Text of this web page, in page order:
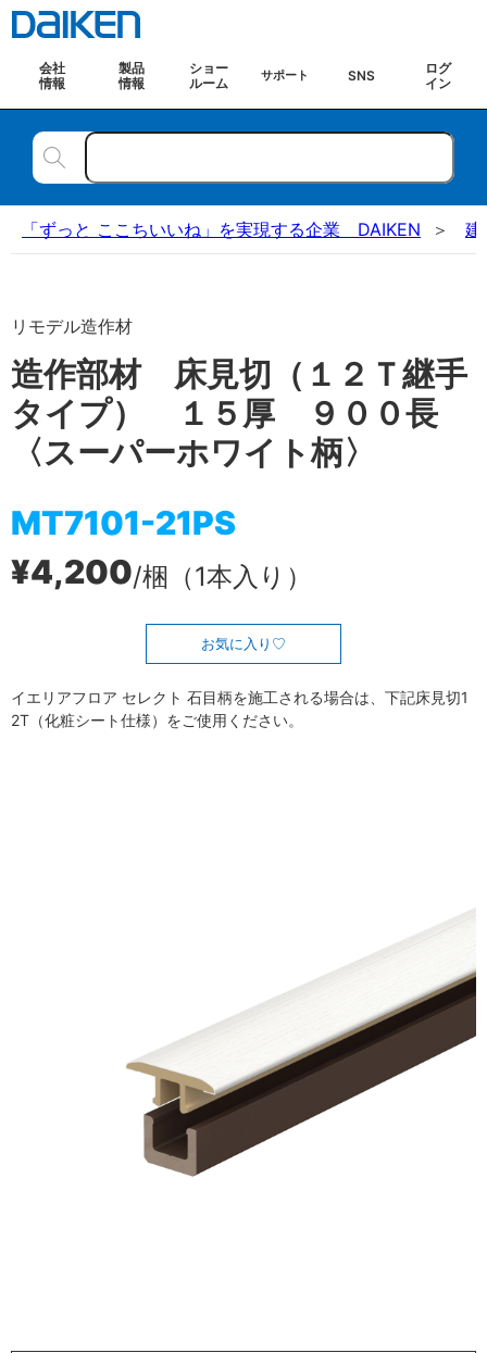
会社
情報
製品
情報
ショー
ルーム
サポート SNS
ログ
イン
「ずっと ここちいいね」を実現する企業 DAIKEN 建
リモデル造作材
造作部材 床見切（１２Ｔ継手
タイプ） １５厚 ９００長
〈スーパーホワイト柄〉
MT7101-21PS
¥4,200/梱（1本入り）
お気に入り
イエリアフロア セレクト 石目柄を施工される場合は、下記床見切1
2T（化粧シート仕様）をご使用ください。